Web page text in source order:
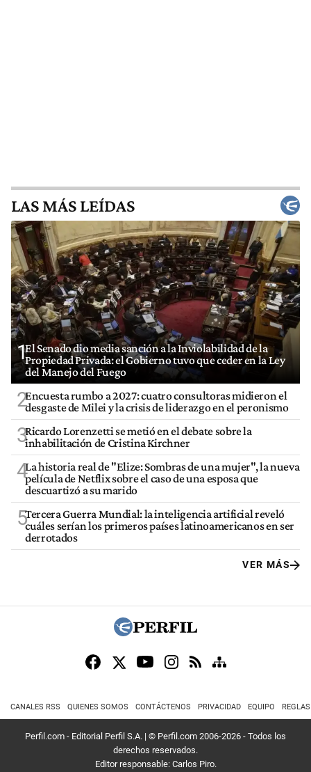
LAS MÁS LEÍDAS
1El Senado dio media sanción a la Inviolabilidad de la
Propiedad Privada: el Gobierno tuvo que ceder en la Ley
del Manejo del Fuego
2Encuesta rumbo a 2027: cuatro consultoras midieron el
desgaste de Milei y la crisis de liderazgo en el peronismo
3Ricardo Lorenzetti se metió en el debate sobre la
inhabilitación de Cristina Kirchner
4La historia real de "Elize: Sombras de una mujer", la nueva
película de Netflix sobre el caso de una esposa que
descuartizó a su marido
5Tercera Guerra Mundial: la inteligencia artificial reveló
cuáles serían los primeros países latinoamericanos en ser
derrotados
VER MÁS
CANALES RSS QUIENES SOMOS CONTÁCTENOS PRIVACIDAD EQUIPO
Perfil.com - Editorial Perfil S.A. | © Perfil.com 2006-2026 - Todos los
derechos reservados.
Editor responsable: Carlos Piro.